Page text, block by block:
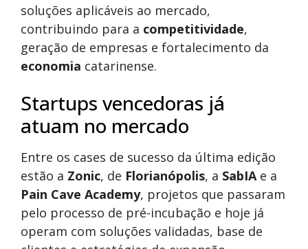
soluções aplicáveis ao mercado,
contribuindo para a competitividade,
geração de empresas e fortalecimento da
economia catarinense.
Startups vencedoras já
atuam no mercado
Entre os cases de sucesso da última edição
estão a Zonic, de Florianópolis, a SabIAe a
Pain Cave Academy, projetos que passaram
pelo processo de pré-incubação e hoje já
operam com soluções validadas, base de